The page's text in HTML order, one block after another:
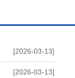
[2026-03-13]
[2026-03-13]